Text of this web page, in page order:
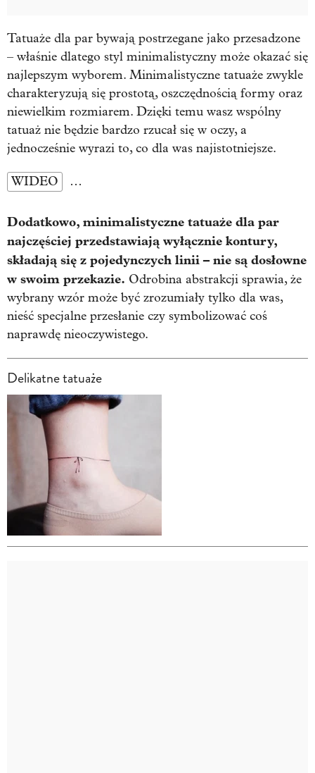
Tatuaże dla par bywają postrzegane jako przesadzone
– właśnie dlatego styl minimalistyczny może okazać się
najlepszym wyborem. Minimalistyczne tatuaże zwykle
charakteryzują się prostotą, oszczędnością formy oraz
niewielkim rozmiarem. Dzięki temu wasz wspólny
tatuaż nie będzie bardzo rzucał się w oczy, a
jednocześnie wyrazi to, co dla was najistotniejsze.
WIDEO …
Dodatkowo, minimalistyczne tatuaże dla par
najczęściej przedstawiają wyłącznie kontury,
składają się z pojedynczych linii – nie są dosłowne
w swoim przekazie. Odrobina abstrakcji sprawia, że
wybrany wzór może być zrozumiały tylko dla was,
nieść specjalne przesłanie czy symbolizować coś
naprawdę nieoczywistego.
Delikatne tatuaże